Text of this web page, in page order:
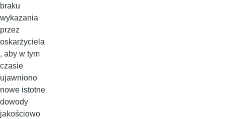
braku
wykazania
przez
oskarżyciela
, aby w tym
czasie
ujawniono
nowe istotne
dowody
jakościowo